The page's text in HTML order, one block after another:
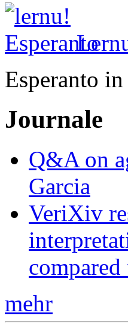
Esperanto
Journale
Q&A on
Garcia
VeriXiv
mehr